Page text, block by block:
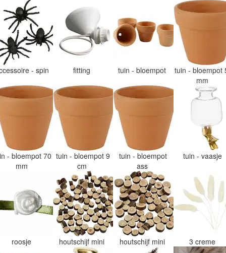
- spin fitting tuin - bloempot
tuin - bloempot
mm
- bloempot 70
mm
tuin - bloempot 9
cm
tuin - bloempot
ass
tuin - vaasje
roosje houtschijf mini houtschijf mini 3 creme